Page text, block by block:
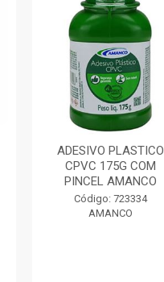
ADESIVO PLASTICO
CPVC 175G COM
PINCEL AMANCO
Código: 723334
AMANCO